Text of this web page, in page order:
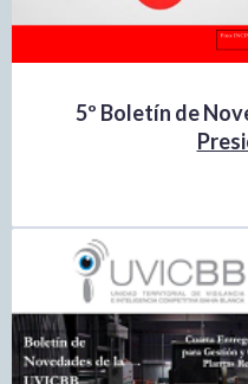
5º Boletín de